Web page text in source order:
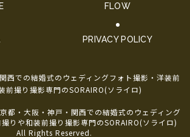
FLOW
PRIVACY POLICY
西での結婚式のウェディングフォト撮影・洋装前
前撮り撮影専門のSORAIRO(ソライロ)
・大阪・神戸・関西での結婚式のウェディング
りや和装前撮り撮影専門のSORAIRO(ソライロ)
All Rights Reserved.